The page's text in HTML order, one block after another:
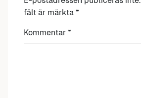
fält är märkta *
Kommentar *